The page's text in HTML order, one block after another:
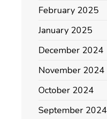
February 2025
January 2025
December 2024
November 2024
October 2024
September 2024